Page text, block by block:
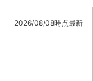
2026/08/08時点最新